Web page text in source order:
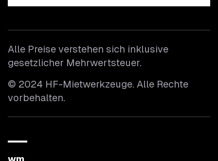
Alle Preise verstehen sich inklusive
gesetzlicher Mehrwertsteuer.
© 2024 HF-Mietwerkzeuge. Alle Rechte
vorbehalten.